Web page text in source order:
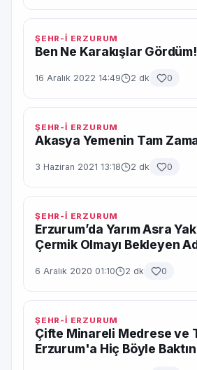
ŞEHR-İ ERZURUM
Ben Ne Karakışlar Gördüm!
16 Aralık 2022 14:49 2 dk 0
ŞEHR-İ ERZURUM
Akasya Yemenin Tam
3 Haziran 2021 13:18 2 dk 0
ŞEHR-İ ERZURUM
Erzurum’da Yarım Asra
Çermik Olmayı Bekleyen
6 Aralık 2020 01:10 2 dk 0
ŞEHR-İ ERZURUM
Çifte Minareli Medrese ve
Erzurum'a Hiç Böyle